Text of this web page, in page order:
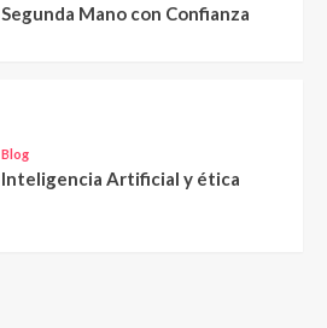
Segunda Mano con Confianza
Blog
Inteligencia Artificial y ética